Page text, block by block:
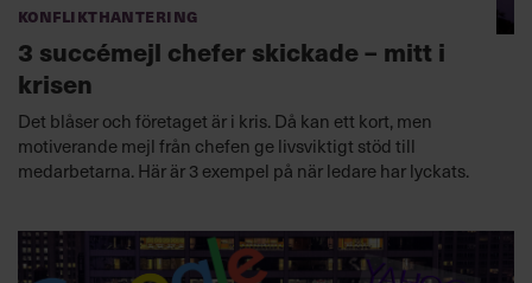
Konflikthantering
3 succémejl chefer skickade – mitt i
krisen
Det blåser och företaget är i kris. Då kan ett kort, men
motiverande mejl från chefen ge livsviktigt stöd till
medarbetarna. Här är 3 exempel på när ledare har lyckats.